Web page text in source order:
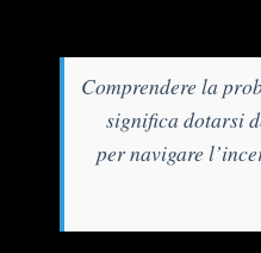
“Comprendere la
significa dotarsi
per navigare